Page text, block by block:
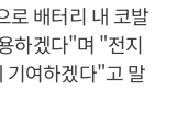
로 배터리 내 코발
하겠다"며 "전지
기여하겠다"고 말